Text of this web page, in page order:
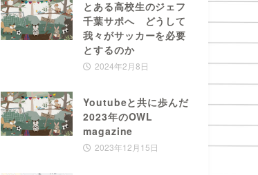
とある高校生のジェフ
千葉サポへ どうして
我々がサッカーを必要
とするのか
2024年2月8日
Youtubeと共に歩んだ
2023年のOWL
magazine
2023年12月15日